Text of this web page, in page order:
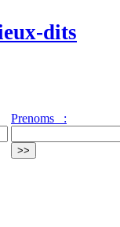
dits
Prenoms :